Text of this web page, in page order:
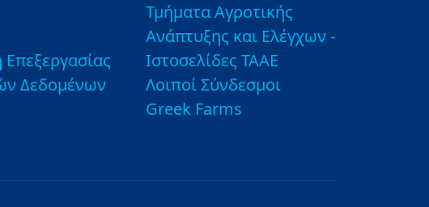
Δεδομένων
Τμήματα Αγροτικής
Ανάπτυξης και Ελέγχων -
Ιστοσελίδες ΤΑΑΕ
Λοιποί Σύνδεσμοι
Greek Farms